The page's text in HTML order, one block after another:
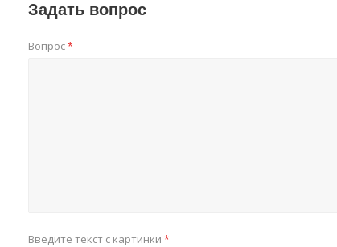
Задать вопрос
Вопрос*
Введите текст с картинки *